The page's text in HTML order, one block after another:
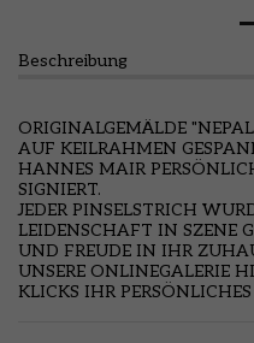
Beschreibung
ORIGINALGEMÄLDE
AUF KEILRAHMEN
HANNES MAIR
SIGNIERT.
JEDER PINSELSTRICH
LEIDENSCHAFT IN SZENE
UND FREUDE IN IHR
UNSERE ONLINEGALERIE
KLICKS IHR